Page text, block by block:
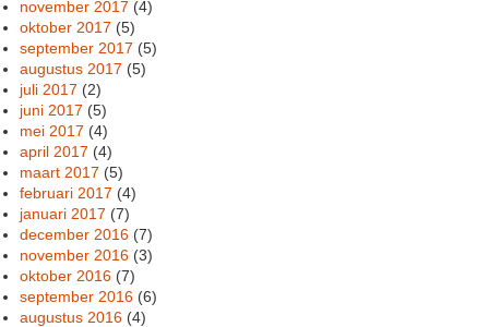
november 2017 (4)
oktober 2017 (5)
september 2017 (5)
augustus 2017 (5)
juli 2017 (2)
juni 2017 (5)
mei 2017 (4)
april 2017 (4)
maart 2017 (5)
februari 2017 (4)
januari 2017 (7)
december 2016 (7)
november 2016 (3)
oktober 2016 (7)
september 2016 (6)
augustus 2016 (4)